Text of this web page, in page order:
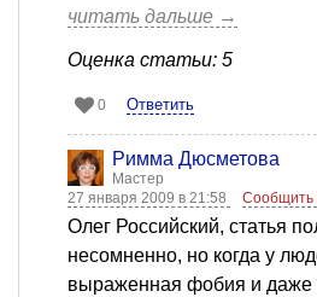
читать дальше →
Оценка статьи: 5
0 Ответить
Римма Дюсметова
Мастер
27 января 2009 в 21:58
Сообщить
Олег Российский, статья
несомненно, но когда у
выраженная фобия и даже